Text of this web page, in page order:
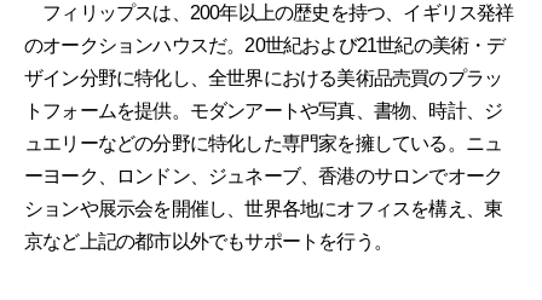
フィリップスは、200年以上の歴史を持つ、イギリス発祥
のオークションハウスだ。20世紀および21世紀の美術・デ
ザイン分野に特化し、全世界における美術品売買のプラッ
トフォームを提供。モダンアートや写真、書物、時計、ジ
ュエリーなどの分野に特化した専門家を擁している。ニュ
ーヨーク、ロンドン、ジュネーブ、香港のサロンでオーク
ションや展示会を開催し、世界各地にオフィスを構え、東
京など上記の都市以外でもサポートを行う。